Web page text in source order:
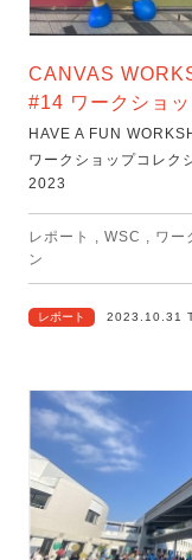
CANVAS
#14 ワークショ
HAVE A FUN
ワークショップコレク
2023
レポート , WSC , ワー
ン
レポート 2023.10.31